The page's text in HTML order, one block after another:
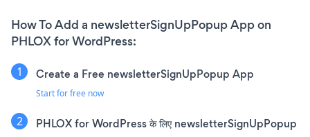
How To Add a newsletterSignUpPopup App on
PHLOX for WordPress:
Create a Free newsletterSignUpPopup App
Start for free now
PHLOX for WordPress के लिए newsletterSignUpPopup